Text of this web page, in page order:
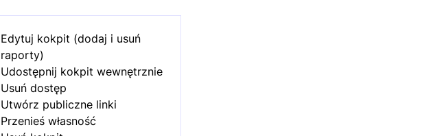
Edytuj kokpit (dodaj i usuń
raporty)
Udostępnij kokpit wewnętrznie
Usuń dostęp
Utwórz publiczne linki
Przenieś własność